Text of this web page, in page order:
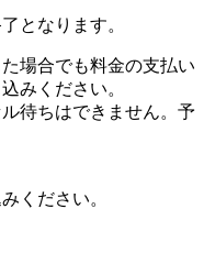
となります。
場合でも料金の支払い
みください。
待ちはできません。予
ください。